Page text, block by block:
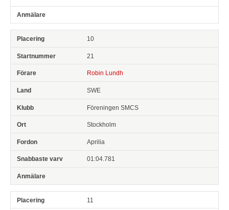
10
21
Robin Lundh
SWE
Föreningen SMCS
Stockholm
Aprilia
01:04.781
11